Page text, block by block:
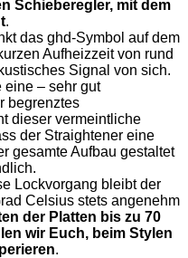
Schieberegler, mit dem
.
das ghd-Symbol auf dem
Aufheizzeit von rund
Signal von sich.
eine – sehr gut
begrenztes
dieser vermeintliche
der Straightener eine
gesamte Aufbau gestaltet
Lockvorgang bleibt der
Celsius stets angenehm
der Platten bis zu 70
wir Euch, beim Stylen
.